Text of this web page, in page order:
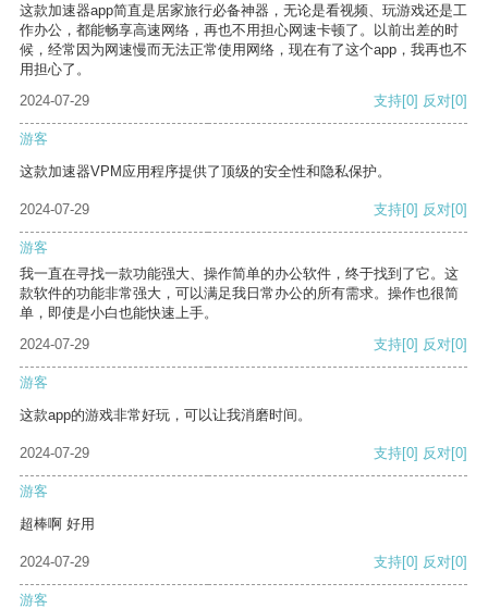
这款加速器app简直是居家旅行必备神器，无论是看视频、玩游戏还是工
作办公，都能畅享高速网络，再也不用担心网速卡顿了。以前出差的时
候，经常因为网速慢而无法正常使用网络，现在有了这个app，我再也不
用担心了。
2024-07-29
支持[0] 反对[0]
游客
这款加速器VPM应用程序提供了顶级的安全性和隐私保护。
2024-07-29 支持[0] 反对[0]
游客
我一直在寻找一款功能强大、操作简单的办公软件，终于找到了它。这
款软件的功能非常强大，可以满足我日常办公的所有需求。操作也很简
单，即使是小白也能快速上手。
2024-07-29
支持[0] 反对[0]
游客
这款app的游戏非常好玩，可以让我消磨时间。
2024-07-29 支持[0] 反对[0]
游客
超棒啊 好用
2024-07-29 支持[0] 反对[0]
游客